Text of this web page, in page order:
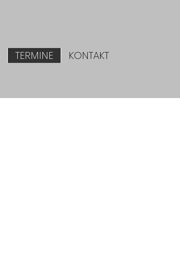
TERMINE KONTAKT